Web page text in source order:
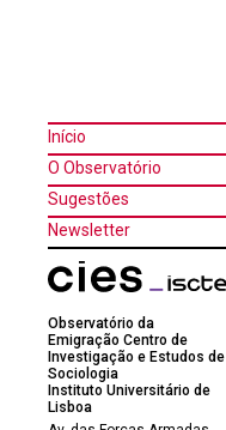
Início
O Observatório
Sugestões
Newsletter
Observatório da
Emigração Centro de
Investigação e Estudos de
Sociologia
Instituto Universitário de
Lisboa